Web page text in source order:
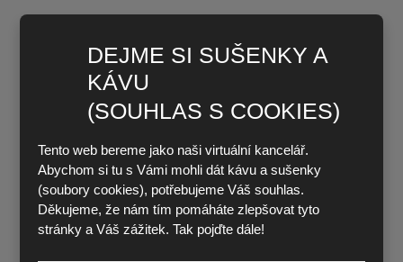
Telefon
DEJME SI SUŠENKY A
KÁVU
(SOUHLAS S COOKIES)
Tento web bereme jako naši virtuální kancelář.
Abychom si tu s Vámi mohli dát kávu a sušenky
(soubory cookies), potřebujeme Váš souhlas.
Děkujeme, že nám tím pomáháte zlepšovat tyto
stránky a Váš zážitek. Tak pojďte dále!